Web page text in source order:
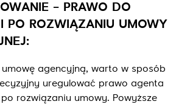
– PRAWO DO
PO ROZWIĄZANIU UMOWY
agencyjną, warto w sposób
uregulować prawo agenta
rozwiązaniu umowy. Powyższe